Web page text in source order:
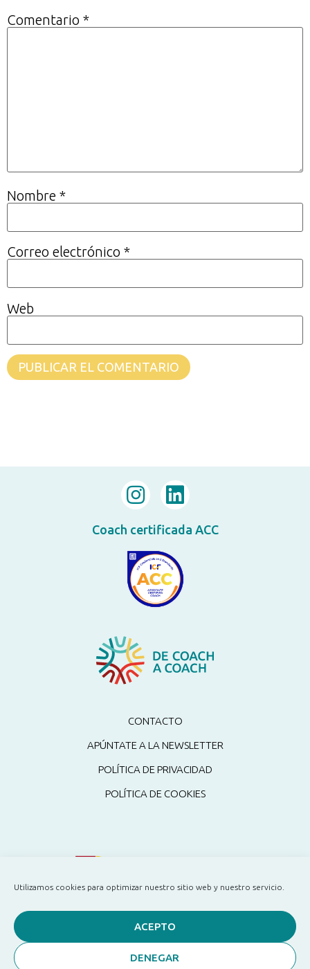
Utilizamos cookies para optimizar nuestro sitio web y nuestro servicio.
ACEPTO
DENEGAR
Comentario *
Nombre *
Correo electrónico *
Web
CONTACTO
APÚNTATE A LA NEWSLETTER
POLÍTICA DE PRIVACIDAD
POLÍTICA DE COOKIES
Coach certificada ACC